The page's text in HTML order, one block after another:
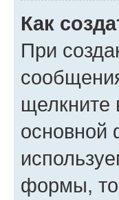
Как
При
щелкните
основной
формы, то